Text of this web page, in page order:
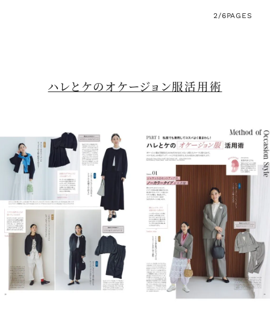
2/6PAGES
ハレとケのオケージョン服活用術